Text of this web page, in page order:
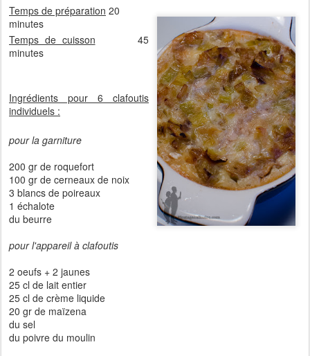
Temps de préparation 20
minutes
Temps de cuisson 45
minutes
Ingrédients pour 6 clafoutis
individuels :
pour la garniture
200 gr de roquefort
100 gr de cerneaux de noix
3 blancs de poireaux
1 échalote
du beurre
pour l'appareil à clafoutis
2 oeufs + 2 jaunes
25 cl de lait entier
25 cl de crème liquide
20 gr de maïzena
du sel
du poivre du moulin